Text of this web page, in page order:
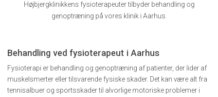
Højbjergklinikkens fysioterapeuter tilbyder behandling og
genoptræning på vores klinik i Aarhus.
Behandling ved fysioterapeut i Aarhus
Fysioterapi er behandling og genoptræning af patienter, der lider af
muskelsmerter eller tilsvarende fysiske skader. Det kan være alt fra
tennisalbuer og sportsskader til alvorlige motoriske problemer i